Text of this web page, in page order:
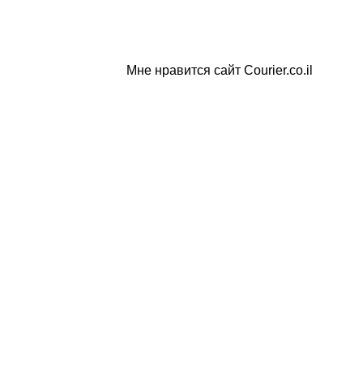
Мне нравится сайт Courier.co.il